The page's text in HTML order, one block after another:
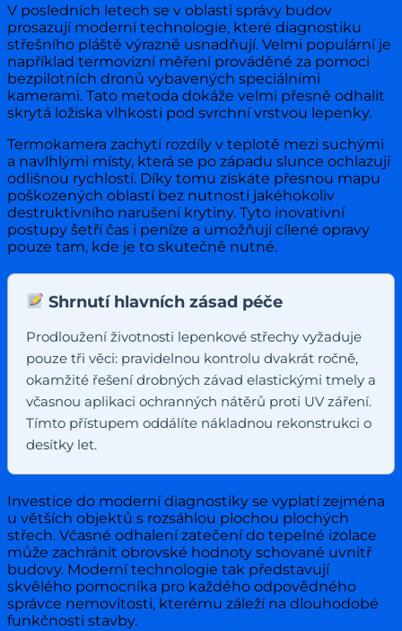
V posledních letech se v oblasti správy budov
prosazují moderní technologie, které diagnostiku
střešního pláště výrazně usnadňují. Velmi populární je
například termovizní měření prováděné za pomoci
bezpilotních dronů vybavených speciálními
kamerami. Tato metoda dokáže velmi přesně odhalit
skrytá ložiska vlhkosti pod svrchní vrstvou lepenky.
Termokamera zachytí rozdíly v teplotě mezi suchými
a navlhlými místy, která se po západu slunce ochlazují
odlišnou rychlostí. Díky tomu získáte přesnou mapu
poškozených oblastí bez nutnosti jakéhokoliv
destruktivního narušení krytiny. Tyto inovativní
postupy šetří čas i peníze a umožňují cílené opravy
pouze tam, kde je to skutečně nutné.
Shrnutí hlavních zásad péče
Prodloužení životnosti lepenkové střechy vyžaduje
pouze tři věci: pravidelnou kontrolu dvakrát ročně,
okamžité řešení drobných závad elastickými tmely a
včasnou aplikaci ochranných nátěrů proti UV záření.
Tímto přístupem oddálíte nákladnou rekonstrukci o
desítky let.
Investice do moderní diagnostiky se vyplatí zejména
u větších objektů s rozsáhlou plochou plochých
střech. Včasné odhalení zatečení do tepelné izolace
může zachránit obrovské hodnoty schované uvnitř
budovy. Moderní technologie tak představují
skvělého pomocníka pro každého odpovědného
správce nemovitosti, kterému záleží na dlouhodobé
funkčnosti stavby.